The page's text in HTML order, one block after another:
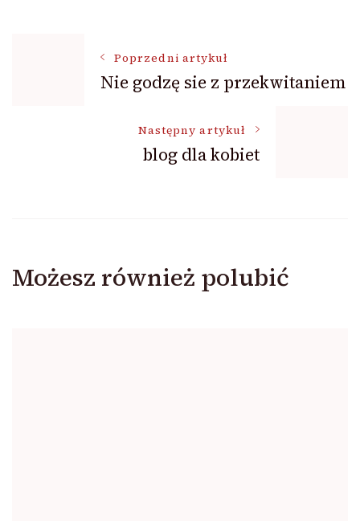
NawigacjaPoprzedni artykuł
Nie godzę sie z przekwitaniem
Następny artykuł
blog dla kobiet
Możesz również polubić